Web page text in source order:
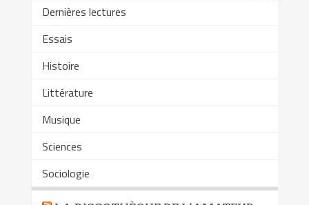
Dernières lectures
Essais
Histoire
Littérature
Musique
Sciences
Sociologie